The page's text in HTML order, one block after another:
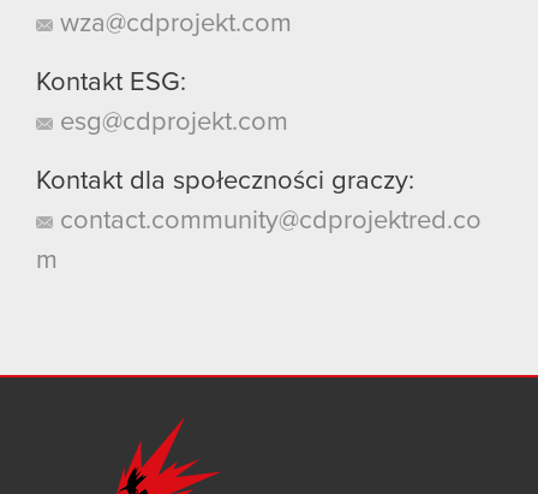
wza@cdprojekt.com
Kontakt ESG:
esg@cdprojekt.com
Kontakt dla społeczności graczy:
contact.community@cdprojektred.co
m